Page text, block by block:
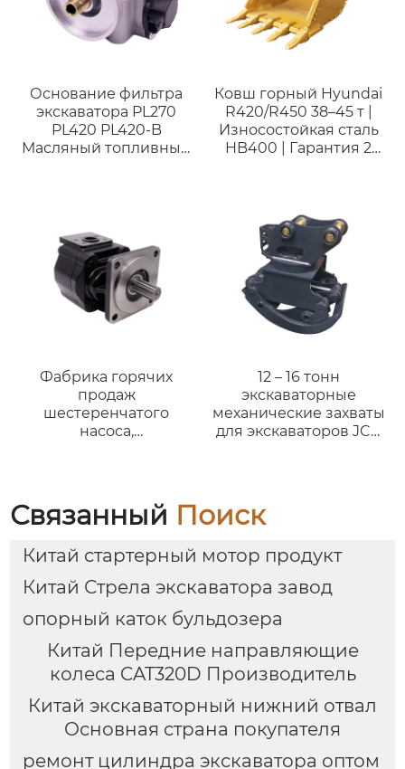
Основание фильтра
экскаватора PL270
PL420 PL420-B
Масляный топливный
D16 EC360 Основание
топливного фильтра
VOE23990852
Ковш горный Hyundai
R420/R450 38–45 т |
Износостойкая сталь
HB400 | Гарантия 2
Фабрика горячих
продаж
шестеренчатого
насоса,
высоконапорного
шестеренчатого
насоса HG0-16,
сервонапорного
насоса.
12 – 16 тонн
экскаваторные
механические захваты
для экскаваторов JCB
Связанный Поиск
Китай стартерный мотор продукт
Китай Стрела экскаватора завод
опорный каток бульдозера
Китай Передние направляющие
колеса CAT320D Производитель
Китай экскаваторный нижний отвал
Основная страна покупателя
ремонт цилиндра экскаватора оптом